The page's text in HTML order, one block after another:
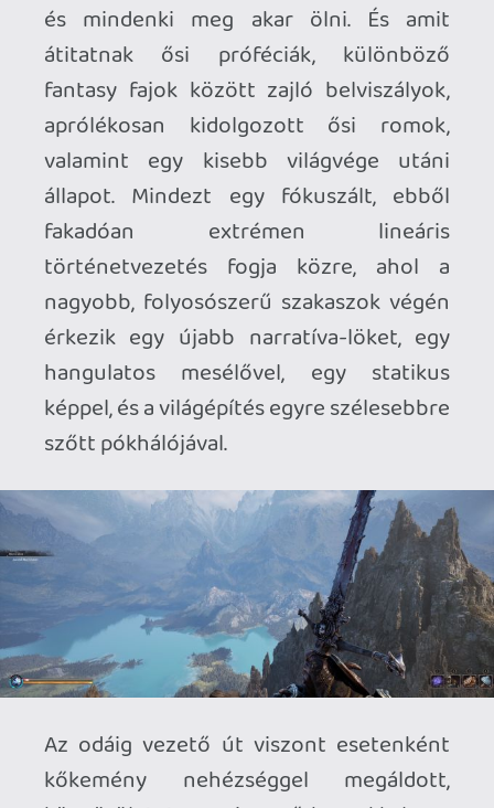
nem csak körbekeríteni, de távolról is
sorozni, hol kővel, hol nyílvesszővel, ami
nem szimplán taktikus megközelítést
követel meg, de a teljes rendelkezésre
álló eszköztár használatát.
Ennek legfontosabb eleme
természetesen maga a forgatott fegyver:
a repertoár elsősorban kardból, baltából,
szettet lehet összerakni páncél, sisak és
gyűrűk társaságában. Közös jellemzőjük,
hogy használatuk minden esetben
staminát eszik, és nem is keveset - már
maga a védekezés, a hárítás, a kitérés is, a
legnagyobb kihívást így igazából nem az
jeleneti, hogy mekkorát is sebez az
lehet életben maradni úgy, hogy az
semmiképp se járjon totális
staminavesztéssel és az ebből eredő
maximális, több másodpercig is tartó
kiszolgáltatottsággal.